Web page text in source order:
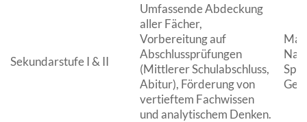
Sekundarstufe I & II
Umfassende Abdeckung
aller Fächer,
Vorbereitung auf
Abschlussprüfungen
(Mittlerer Schulabschluss,
Abitur), Förderung von
vertieftem Fachwissen
und analytischem Denken.